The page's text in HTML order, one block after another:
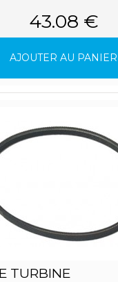
43.08 €
AJOUTER AU PANIER
TURBINE